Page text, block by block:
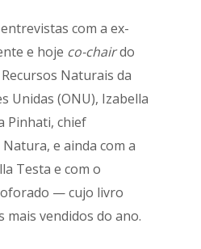
com a ex-
e hoje co-chairdo
Naturais da
Unidas (ONU), Izabella
Pinhati, chief
e ainda com a
Testa e com o
— cujo livro
mais vendidos do ano.